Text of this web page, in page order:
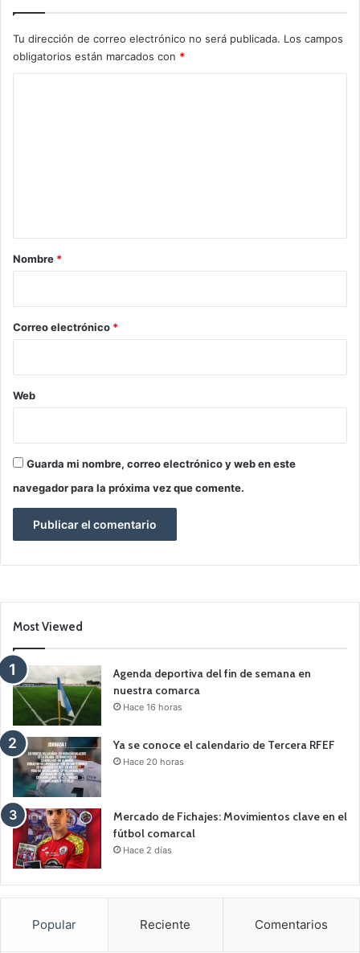
Tu dirección de correo electrónico no será publicada. Los campos
obligatorios están marcados con *
r
*
Nombre *
Correo electrónico *
Web
Guarda mi nombre, correo electrónico y web en este
navegador para la próxima vez que comente.
Most Viewed
Agenda deportiva del fin de semana en
nuestra comarca
Hace 16 horas
Ya se conoce el calendario de Tercera RFEF
Hace 20 horas
Mercado de Fichajes: Movimientos clave en el
fútbol comarcal
Hace 2 días
Popular Reciente Comentarios